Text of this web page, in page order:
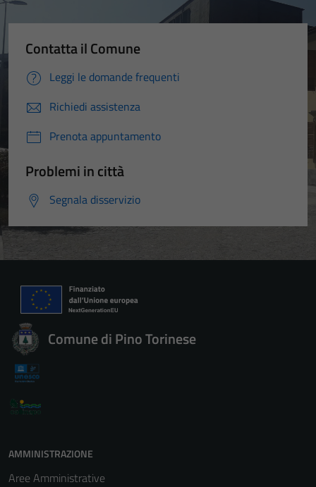
Contatta il Comune
Leggi le domande frequenti
Richiedi assistenza
Prenota appuntamento
Problemi in città
Segnala disservizio
Comune di Pino Torinese
AMMINISTRAZIONE
Aree Amministrative